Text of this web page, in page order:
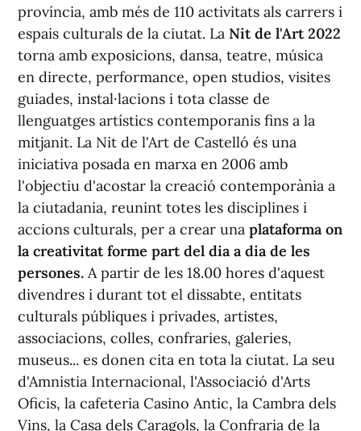
província, amb més de 110 activitats als carrers i
espais culturals de la ciutat. La Nit de l'Art 2022
torna amb exposicions, dansa, teatre, música
en directe, performance, open studios, visites
guiades, instal·lacions i tota classe de
llenguatges artístics contemporanis fins a la
mitjanit. La Nit de l'Art de Castelló és una
iniciativa posada en marxa en 2006 amb
l'objectiu d'acostar la creació contemporània a
la ciutadania, reunint totes les disciplines i
accions culturals, per a crear una plataforma on
la creativitat forme part del dia a dia de les
persones. A partir de les 18.00 hores d'aquest
divendres i durant tot el dissabte, entitats
culturals públiques i privades, artistes,
associacions, colles, confraries, galeries,
museus... es donen cita en tota la ciutat. La seu
d'Amnistia Internacional, l'Associació d'Arts
Oficis, la cafeteria Casino Antic, la Cambra dels
Vins, la Casa dels Caragols, la Confraria de la